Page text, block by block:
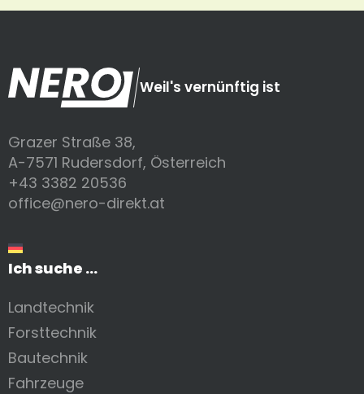
Weil's vernünftig ist
Grazer Straße 38,
A-7571 Rudersdorf, Österreich
+43 3382 20536
office@nero-direkt.at
Ich suche ...
Landtechnik
Forsttechnik
Bautechnik
Fahrzeuge